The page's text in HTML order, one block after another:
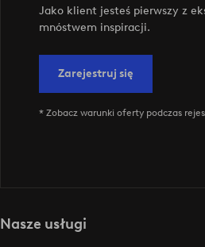
Jako klient jesteś pierwszy z
mnóstwem inspiracji.
Zarejestruj się
* Zobacz warunki oferty podczas
Nasze usługi